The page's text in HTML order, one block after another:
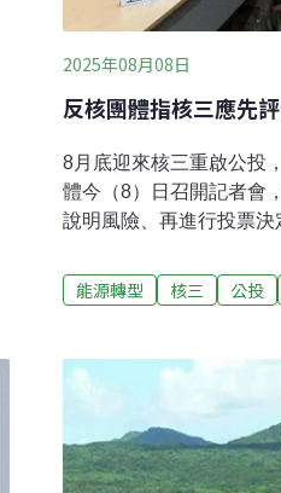
2025年08月08日
反核團體指核三應先
8月底迎來核三重啟公投
體今（8）日召開記者會
說明風險、再進行投票
於8月23日投票，台灣環
等民間團體，共同召開記
反權力分立，應該先完
知國人，再交付公投決
將核電廠重啟風險拋給
事長陳雪梨表示，依照
作需要多300~1000億預
能源轉型 核三 公投